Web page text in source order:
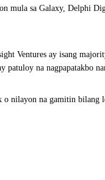
mula sa Galaxy, Delphi
Ventures ay isang
na nagpapatakbo
nilayon na gamitin bilang